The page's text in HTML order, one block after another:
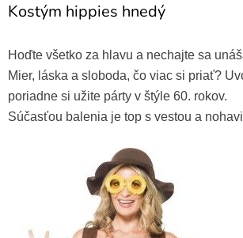
Sada hippies (čelenka,
náhrdelník, okuliare)
4,70 €
Kostým hippies hnedý
Hoďte všetko za hlavu a nechajte sa
Mier, láska a sloboda, čo viac si priať?
poriadne si užite párty v štýle 60. rokov.
Súčasťou balenia je top s vestou a